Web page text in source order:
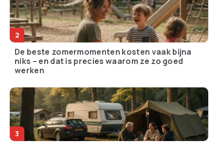
De beste zomermomenten kosten vaak bijna
niks – en dat is precies waarom ze zo goed
werken